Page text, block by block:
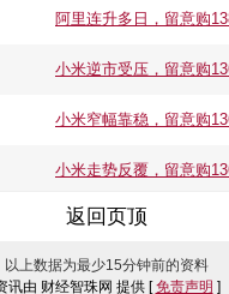
阿里连升多日，留意购
小米逆市受压，留意购
小米窄幅靠稳，留意购
小米走势反覆，留意购
返回页顶
以上数据为最少15分钟前的资料
讯由 财经智珠网 提供 [免责声明 ]